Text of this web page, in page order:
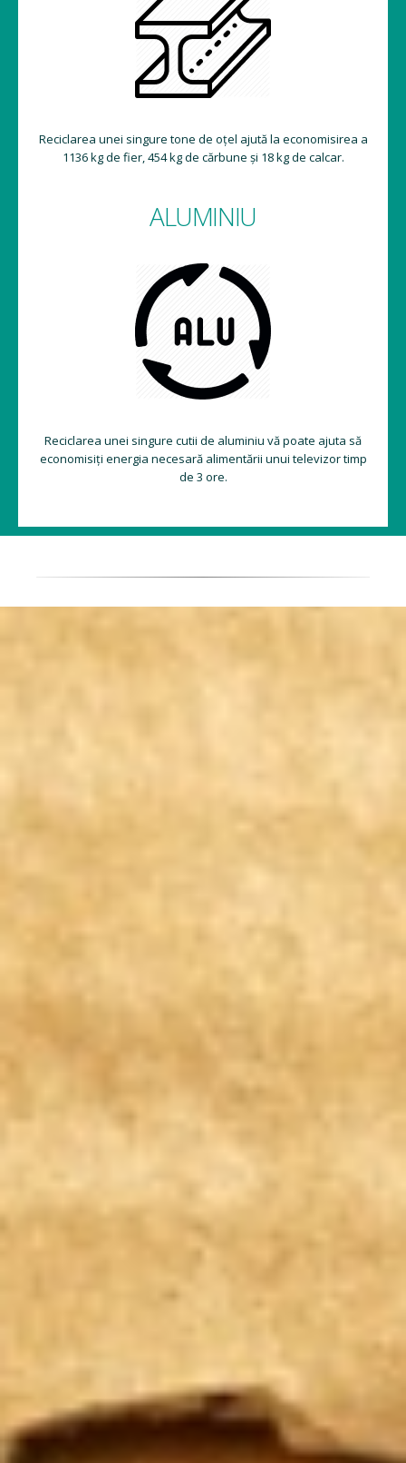
Reciclarea unei singure tone de oțel ajută la economisirea a
1136 kg de fier, 454 kg de cărbune și 18 kg de calcar.
ALUMINIU
Reciclarea unei singure cutii de aluminiu vă poate ajuta să
economisiți energia necesară alimentării unui televizor timp
de 3 ore.